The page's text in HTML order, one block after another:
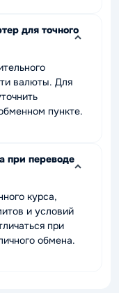
для точного
валюты. Для
пункте.
при переводе
курса,
и условий
при
обмена.